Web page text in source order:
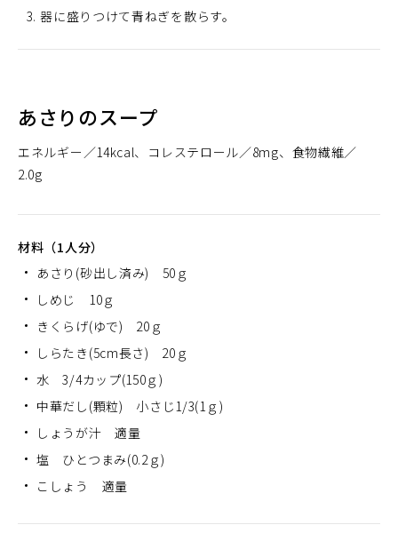
器に盛りつけて青ねぎを散らす。
あさりのスープ
エネルギー 14kcal コレステロール 8mg
食物繊維
2.0g
材料（1人分）
あさり(砂出し済み) 50ｇ
しめじ 10ｇ
きくらげ(ゆで) 20ｇ
しらたき(5cm長さ) 20ｇ
水 3/4カップ(150ｇ)
中華だし(顆粒) 小さじ1/3(1ｇ)
しょうが汁 適量
塩 ひとつまみ(0.2ｇ)
こしょう 適量